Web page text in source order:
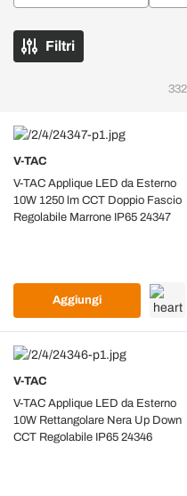
Filtri
332
V-TAC
V-TAC Applique LED da Esterno
10W 1250 lm CCT Doppio Fascio
Regolabile Marrone IP65 24347
Aggiungi
V-TAC
V-TAC Applique LED da Esterno
10W Rettangolare Nera Up Down
CCT Regolabile IP65 24346